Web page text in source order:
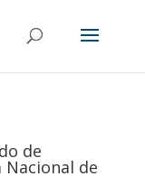
de
Nacional de